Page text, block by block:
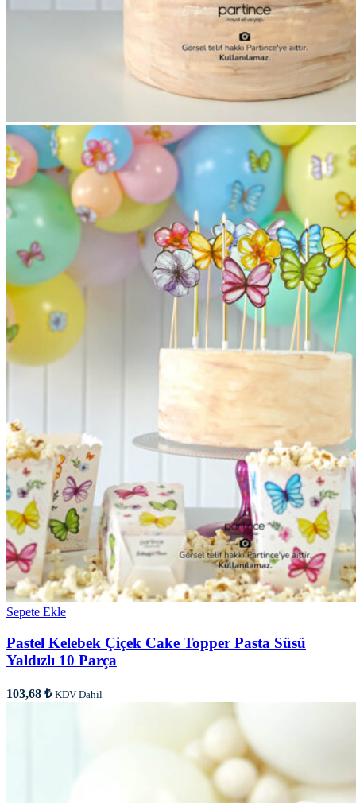
Sepete Ekle
Pastel Kelebek Çiçek Cake Topper Pasta Süsü
Yaldızlı 10 Parça
103,68 ₺ KDV Dahil